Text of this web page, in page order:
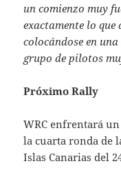
un comienzo muy
exactamente lo que
colocándose en
grupo de pilotos
Próximo Rally
WRC enfrentará
la cuarta ronda de
Islas Canarias del